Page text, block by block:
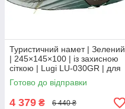
Туристичний намет | Зелений
| 245×145×100 | із захисною
сіткою | Lugi LU-030GR | для
кемпінгу, походів і відпочинку
на природі
Готово до відправки
4 379 ₴ 6 440 ₴